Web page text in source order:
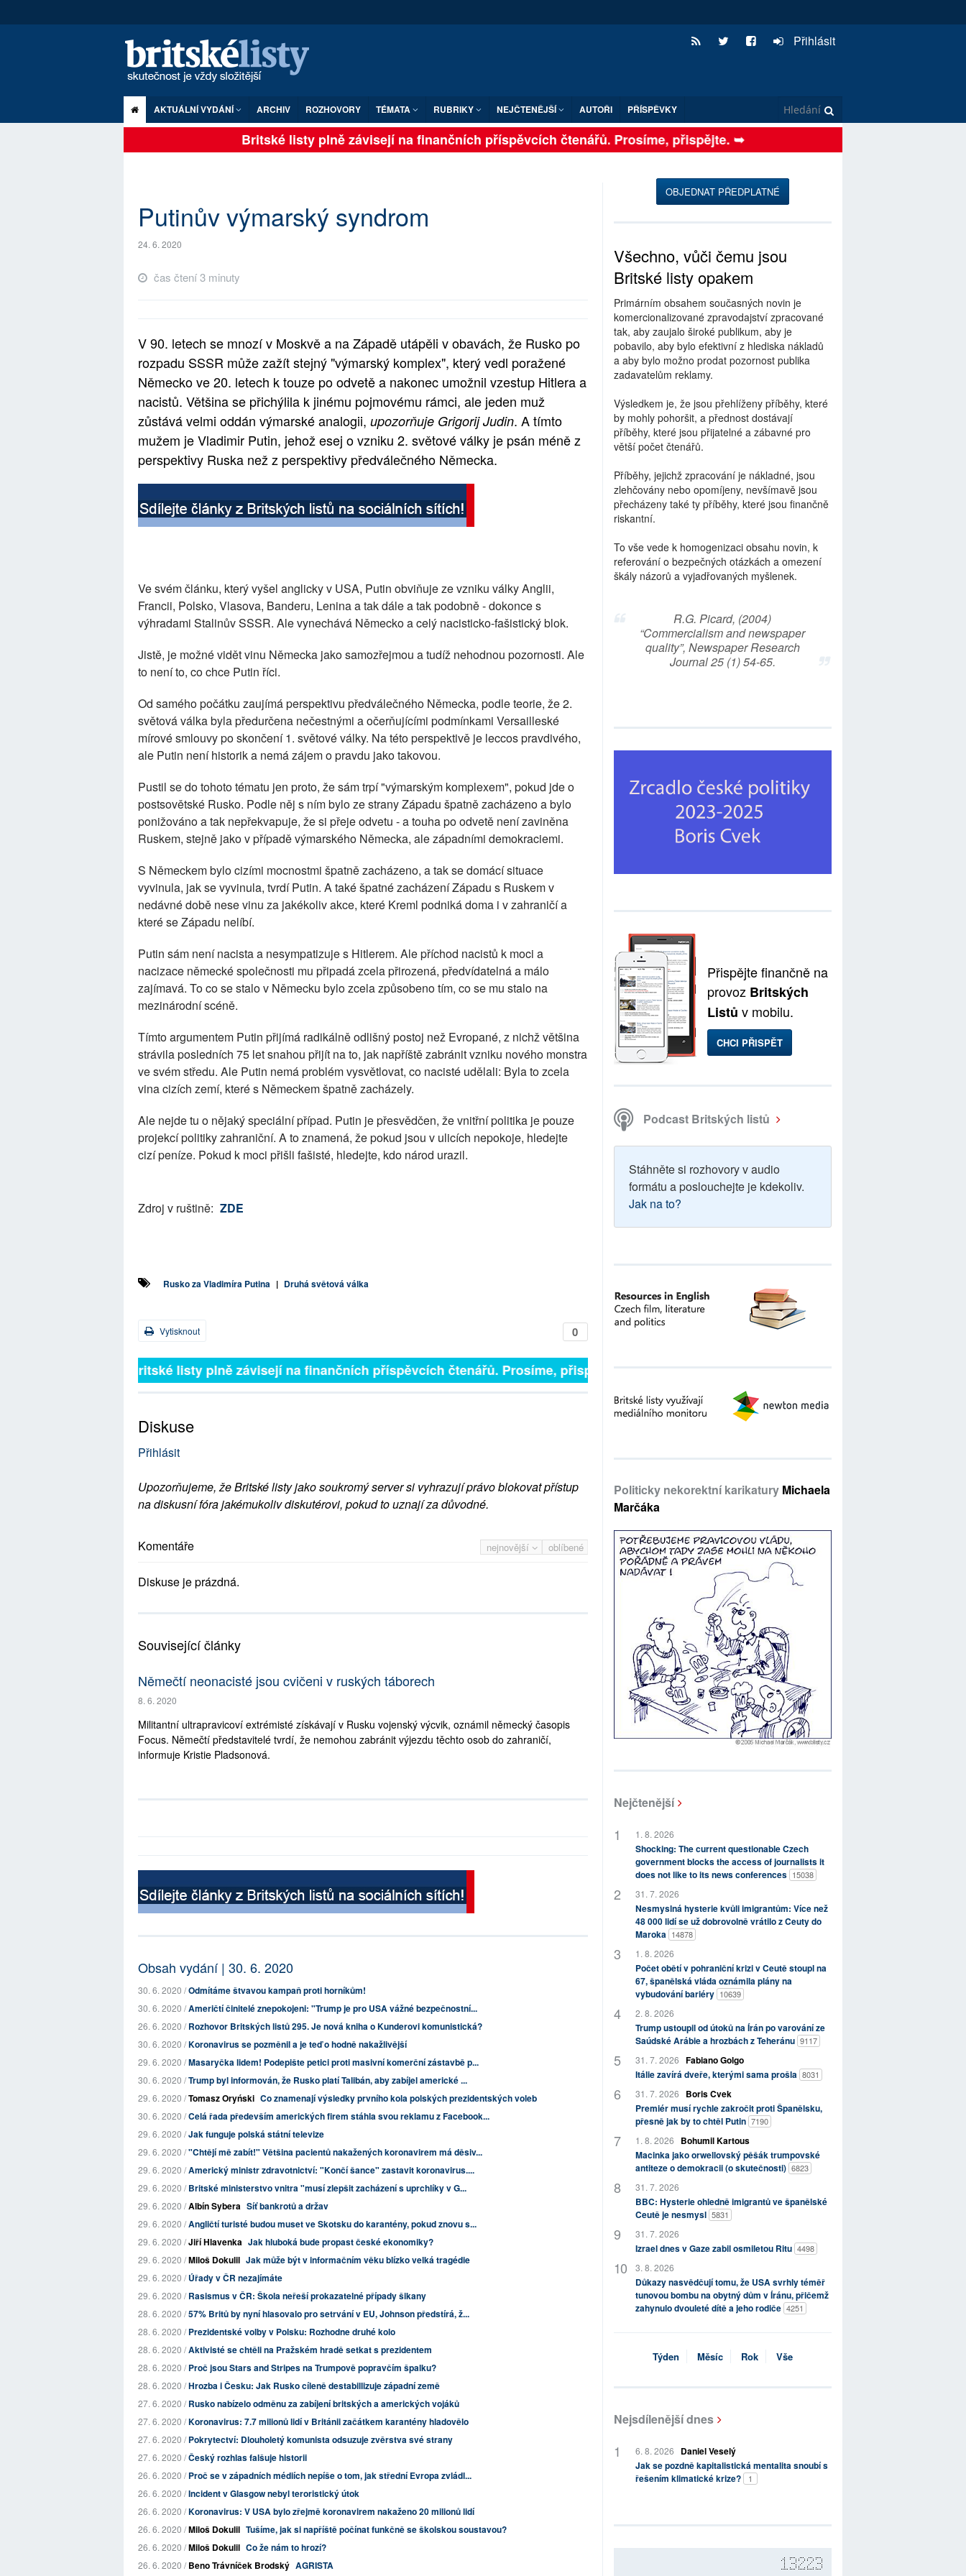
Přihlásit
AKTUÁLNÍ VYDÁNÍ ARCHIV ROZHOVORY TÉMATA RUBRIKY NEJČTENĚJŠÍ AUTOŘI PŘÍSPĚVKY
Britské listy plně závisejí na finančních příspěvcích čtenářů. Prosíme, přispějte. ➥
Putinův výmarský syndrom
24. 6. 2020
čas čtení 3 minuty
V 90. letech se mnozí v Moskvě a na Západě utápěli v obavách, že Rusko po
rozpadu SSSR může zažít stejný "výmarský komplex", který vedl poražené
Německo ve 20. letech k touze po odvetě a nakonec umožnil vzestup Hitlera a
nacistů. Většina se přichýlila k jinému pojmovému rámci, ale jeden muž
zůstává velmi oddán výmarské analogii, upozorňuje Grigorij Judin. A tímto
mužem je Vladimir Putin, jehož esej o vzniku 2. světové války je psán méně z
perspektivy Ruska než z perspektivy předválečného Německa.
Ve svém článku, který vyšel anglicky v USA, Putin obviňuje ze vzniku války Anglii,
Francii, Polsko, Vlasova, Banderu, Lenina a tak dále a tak podobně - dokonce s
výhradami Stalinův SSSR. Ale vynechává Německo a celý nacisticko-fašistický blok.
Jistě, je možné vidět vinu Německa jako samozřejmou a tudíž nehodnou pozornosti. Ale
to není to, co chce Putin říci.
Od samého počátku zaujímá perspektivu předválečného Německa, podle teorie, že 2.
světová válka byla předurčena nečestnými a očerňujícími podmínkami Versailleské
mírové smlouvy po skončení 1. světové války. Na této perspektivě je leccos pravdivého,
ale Putin není historik a nemá zájem o pravdu jako takovou.
Pustil se do tohoto tématu jen proto, že sám trpí "výmarským komplexem", pokud jde o
postsovětské Rusko. Podle něj s ním bylo ze strany Západu špatně zacházeno a bylo
ponižováno a tak nepřekvapuje, že si přeje odvetu - a touha po odvetě není zaviněna
Ruskem, stejně jako v případě výmarského Německa, ale západními demokraciemi.
S Německem bylo cizími mocnostmi špatně zacházeno, a tak se domácí situace
vyvinula, jak se vyvinula, tvrdí Putin. A také špatné zacházení Západu s Ruskem v
nedávné době nese vinu za jakékoliv akce, které Kreml podniká doma i v zahraničí a
které se Západu nelíbí.
Putin sám není nacista a nesympatizuje s Hitlerem. Ale příchod nacistů k moci a
nacizace německé společnosti mu připadá zcela přirozená, předvídatelná a málo
zajímavá. To co se stalo v Německu bylo zcela způsobeno tím, co se mu stalo na
mezinárodní scéně.
Tímto argumentem Putin přijímá radikálně odlišný postoj než Evropané, z nichž většina
strávila posledních 75 let snahou přijít na to, jak napříště zabránit vzniku nového monstra
ve svém středu. Ale Putin nemá problém vysvětlovat, co nacisté udělali: Byla to zcela
vina cizích zemí, které s Německem špatně zacházely.
Ale nejde tu o nějaký speciální případ. Putin je přesvědčen, že vnitřní politika je pouze
projekcí politiky zahraniční. A to znamená, že pokud jsou v ulicích nepokoje, hledejte
cizí peníze. Pokud k moci přišli fašisté, hledejte, kdo národ urazil.
Zdroj v ruštině: ZDE
Rusko za Vladimíra Putina | Druhá světová válka
0
Vytisknout
Britské listy plně závisejí na finančních příspěvcích čtenářů. Prosíme, přispějte. ➥
Diskuse
Přihlásit
Upozorňujeme, že Britské listy jako soukromý server si vyhrazují právo blokovat přístup
na diskusní fóra jakémukoliv diskutérovi, pokud to uznají za důvodné.
nejnovější oblíbené
Komentáře
Diskuse je prázdná.
Související články
Němečtí neonacisté jsou cvičeni v ruských táborech
8. 6. 2020
Militantní ultrapravicoví extrémisté získávají v Rusku vojenský výcvik, oznámil německý časopis
Focus. Němečtí představitelé tvrdí, že nemohou zabránit výjezdu těchto osob do zahraničí,
informuje Kristie Pladsonová.
Obsah vydání | 30. 6. 2020
30. 6. 2020 /Odmítáme štvavou kampaň proti horníkům!
30. 6. 2020 /Američtí činitelé znepokojeni: "Trump je pro USA vážné bezpečnostní...
26. 6. 2020 /Rozhovor Britských listů 295. Je nová kniha o Kunderovi komunistická?
30. 6. 2020 /Koronavirus se pozměnil a je teď o hodně nakažlivější
29. 6. 2020 /Masaryčka lidem! Podepište petici proti masivní komerční zástavbě p...
30. 6. 2020 /Trump byl informován, že Rusko platí Talibán, aby zabíjel americké ...
29. 6. 2020 /Tomasz Oryński Co znamenají výsledky prvního kola polských prezidentských voleb
30. 6. 2020 /Celá řada především amerických firem stáhla svou reklamu z Facebook...
29. 6. 2020 /Jak funguje polská státní televize
29. 6. 2020 /"Chtějí mě zabít!" Většina pacientů nakažených koronavirem má děsiv...
29. 6. 2020 /Americký ministr zdravotnictví: "Končí šance" zastavit koronavirus....
29. 6. 2020 /Britské ministerstvo vnitra "musí zlepšit zacházení s uprchlíky v G...
29. 6. 2020 /Albín Sybera Síť bankrotů a držav
29. 6. 2020 /Angličtí turisté budou muset ve Skotsku do karantény, pokud znovu s...
29. 6. 2020 /Jiří Hlavenka Jak hluboká bude propast české ekonomiky?
29. 6. 2020 /Miloš Dokulil Jak může být v informačním věku blízko velká tragédie
29. 6. 2020 /Úřady v ČR nezajímáte
29. 6. 2020 /Rasismus v ČR: Škola neřeší prokazatelné případy šikany
28. 6. 2020 /57% Britů by nyní hlasovalo pro setrvání v EU, Johnson předstírá, ž...
28. 6. 2020 /Prezidentské volby v Polsku: Rozhodne druhé kolo
28. 6. 2020 /Aktivisté se chtěli na Pražském hradě setkat s prezidentem
28. 6. 2020 /Proč jsou Stars and Stripes na Trumpově popravčím špalku?
28. 6. 2020 /Hrozba i Česku: Jak Rusko cíleně destabillizuje západní země
27. 6. 2020 /Rusko nabízelo odměnu za zabíjení britských a amerických vojáků
27. 6. 2020 /Koronavirus: 7.7 milionů lidí v Británii začátkem karantény hladovělo
27. 6. 2020 /Pokrytectví: Dlouholetý komunista odsuzuje zvěrstva své strany
27. 6. 2020 /Český rozhlas falšuje historii
26. 6. 2020 /Proč se v západních médiích nepíše o tom, jak střední Evropa zvládl...
26. 6. 2020 /Incident v Glasgow nebyl teroristický útok
26. 6. 2020 /Koronavirus: V USA bylo zřejmě koronavirem nakaženo 20 milionů lidí
26. 6. 2020 /Miloš Dokulil Tušíme, jak si napříště počínat funkčně se školskou soustavou?
26. 6. 2020 /Miloš Dokulil Co že nám to hrozí?
26. 6. 2020 /Beno Trávníček Brodský AGRISTA
OBJEDNAT PŘEDPLATNÉ
Všechno, vůči čemu jsou
Britské listy opakem
Primárním obsahem současných novin je
komercionalizované zpravodajství zpracované
tak, aby zaujalo široké publikum, aby je
pobavilo, aby bylo efektivní z hlediska nákladů
a aby bylo možno prodat pozornost publika
zadavatelům reklamy.
Výsledkem je, že jsou přehlíženy příběhy, které
by mohly pohoršit, a přednost dostávají
příběhy, které jsou přijatelné a zábavné pro
větší počet čtenářů.
Příběhy, jejichž zpracování je nákladné, jsou
zlehčovány nebo opomíjeny, nevšímavě jsou
přecházeny také ty příběhy, které jsou finančně
riskantní.
To vše vede k homogenizaci obsahu novin, k
referování o bezpečných otázkách a omezení
škály názorů a vyjadřovaných myšlenek.
R.G. Picard, (2004)
“Commercialism and newspaper
quality”, Newspaper Research
Journal 25 (1) 54-65.
Přispějte finančně na
provoz Britských
Listů v mobilu.
CHCI PŘISPĚT
Podcast Britských listů
Stáhněte si rozhovory v audio
formátu a poslouchejte je kdekoliv.
Jak na to?
Politicky nekorektní karikatury Michaela
Marčáka
Nejčtenější
1. 8. 2026
Shocking: The current questionable Czech
government blocks the access of journalists it
does not like to its news conferences 15038
31. 7. 2026
Nesmyslná hysterie kvůli imigrantům: Více než
48 000 lidí se už dobrovolně vrátilo z Ceuty do
Maroka 14878
1. 8. 2026
Počet obětí v pohraniční krizi v Ceutě stoupl na
67, španělská vláda oznámila plány na
vybudování bariéry 10639
2. 8. 2026
Trump ustoupil od útoků na Írán po varování ze
Saúdské Arábie a hrozbách z Teheránu 9117
31. 7. 2026 Fabiano Golgo
Itálie zavírá dveře, kterými sama prošla 8031
31. 7. 2026
Boris Cvek
Premiér musí rychle zakročit proti Španělsku,
přesně jak by to chtěl Putin 7190
1. 8. 2026
Bohumil Kartous
Macinka jako orwellovský pěšák trumpovské
antiteze o demokracii (o skutečnosti) 6823
31. 7. 2026
BBC: Hysterie ohledně imigrantů ve španělské
Ceutě je nesmysl 5831
31. 7. 2026
Izrael dnes v Gaze zabil osmiletou Ritu 4498
3. 8. 2026
Důkazy nasvědčují tomu, že USA svrhly téměř
tunovou bombu na obytný dům v Íránu, přičemž
zahynulo dvouleté dítě a jeho rodiče 4251
Týden Měsíc Rok Vše
Nejsdílenější dnes
6. 8. 2026
Daniel Veselý
Jak se pozdně kapitalistická mentalita snoubí s
řešením klimatické krize?
1
13223